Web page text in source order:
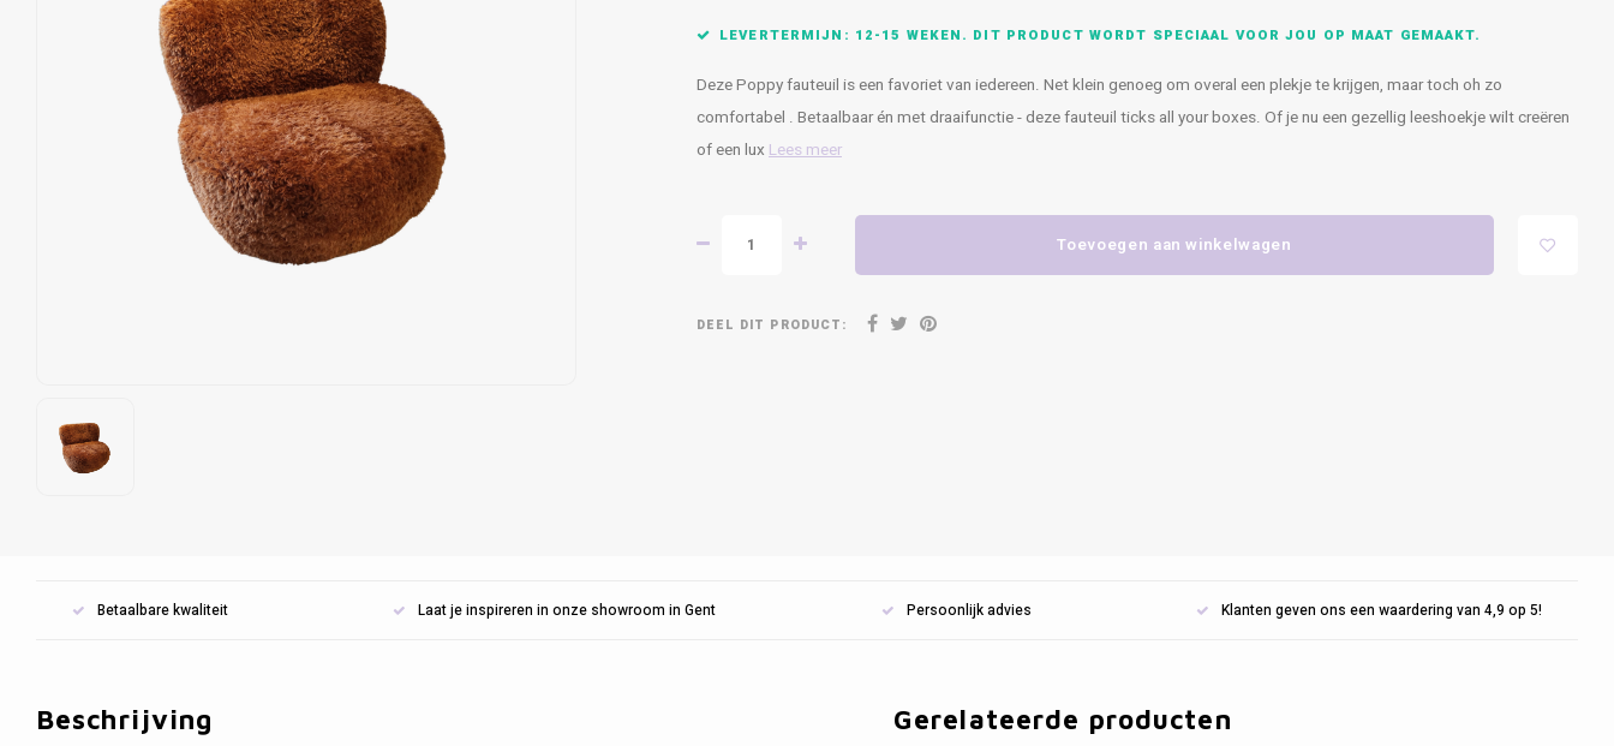
LEVERTERMIJN: 12-15 WEKEN. DIT PRODUCT WORDT SPECIAAL VOOR JOU OP MAAT GEMAAKT.
Deze Poppy fauteuil is een favoriet van iedereen. Net klein genoeg om overal een plekje te krijgen, maar toch oh zo
comfortabel . Betaalbaar én met draaifunctie - deze fauteuil ticks all your boxes. Of je nu een gezellig leeshoekje wilt creëren
of een lux Lees meer
Toevoegen aan winkelwagen
DEEL DIT PRODUCT:
Betaalbare kwaliteit Laat je inspireren in onze showroom in Gent Persoonlijk advies Klanten geven ons een waardering van 4,9 op 5!
Beschrijving Gerelateerde producten